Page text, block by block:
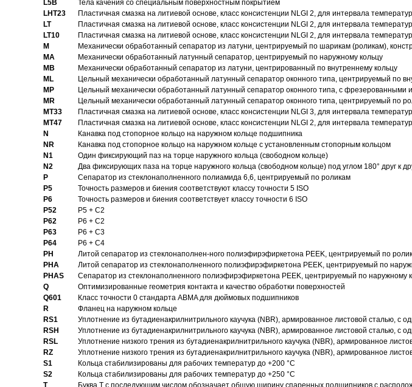
L5B
Тела качения со специальным поверхностным покрытием
LHT23
Пластичная смазка на литиевой основе, класс консистенции NLGI 2, для интервала
LT
Пластичная смазка на литиевой основе, класс консистенции NLGI 2, для интервала
LT10
Пластичная смазка на литиевой основе, класс консистенции NLGI 2, для интервала
M
Механически обработанный сепаратор из латуни, центрируемый по шарикам (роликам),
MA
Механически обработанный латунный сепаратор, центрируемый по наружному кольцу
MB
Механически обработанный сепаратор из латуни, центрированный по внутреннему кольцу
ML
Цельный механически обработанный латунный сепаратор оконного типа, центрируемый по
MP
Цельный механически обработанный латунный сепаратор оконного типа, с
MR
Цельный механически обработанный латунный сепаратор оконного типа, центрируемый по
MT33
Пластичная смазка на литиевой основе, класс консистенции NLGI 3, для интервала
MT47
Пластичная смазка на литиевой основе, класс консистенции NLGI 2, для интервала
N
Канавка под стопорное кольцо на наружном кольце подшипника
NR
Канавка под стопорное кольцо на наружном кольце с установленным стопорным кольцом
N1
Один фиксирующий паз на торце наружного кольца (свободном кольце)
N2
Два фиксирующих паза на торце наружного кольца (свободном кольце) под углом 180° друг к
P
Cепаратор из стеклонаполненного полиамида 6,6, центрируемый по роликам
P5
Точность размеров и биения соответствуют классу точности 5 ISO
P6
Точность размеров и биения соответствует классу точности 6 ISO
P52
P5 + C2
P62
P6 + C2
P63
P6 + C3
P64
P6 + C4
PH
Литой сепаратор из стеклонаполнен-ного полиэфирэфиркетона PEEK, центрируемый по
PHA
Литой сепаратор из стеклонаполненного полиэфирэфиркетона PEEK, центрируемый по
PHAS
Сепаратор из стеклонаполненного полиэфирэфиркетона PEEK, центрируемый по
Q
Оптимизированные геометрия контакта и качество обработки поверхностей
Q601
Класс точности 0 стандарта ABMA для дюймовых подшипников
R
Фланец на наружном кольце
RS1
Уплотнение из бутадиенакрилнитрильного каучука (NBR), армированное листовой сталью, с
RSH
Уплотнение из бутадиенакрилнитрильного каучука (NBR), армированное листовой сталью, с
RSL
Уплотнение низкого трения из бутадиенакрилнитрильного каучука (NBR), армированное
RZ
Уплотнение низкого трения из бутадиенакрилнитрильного каучука (NBR), армированное
S1
Кольца стабилизированы для рабочих температур до +200 °C
S2
Кольца стабилизированы для рабочих температур до +250 °C
T
Буква T с последующим числом обозначает общую ширину спаренных подшипников с